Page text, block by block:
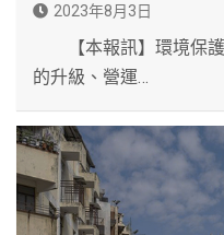
2023年8月3日
【本報訊】環境保護
的升級、營運…